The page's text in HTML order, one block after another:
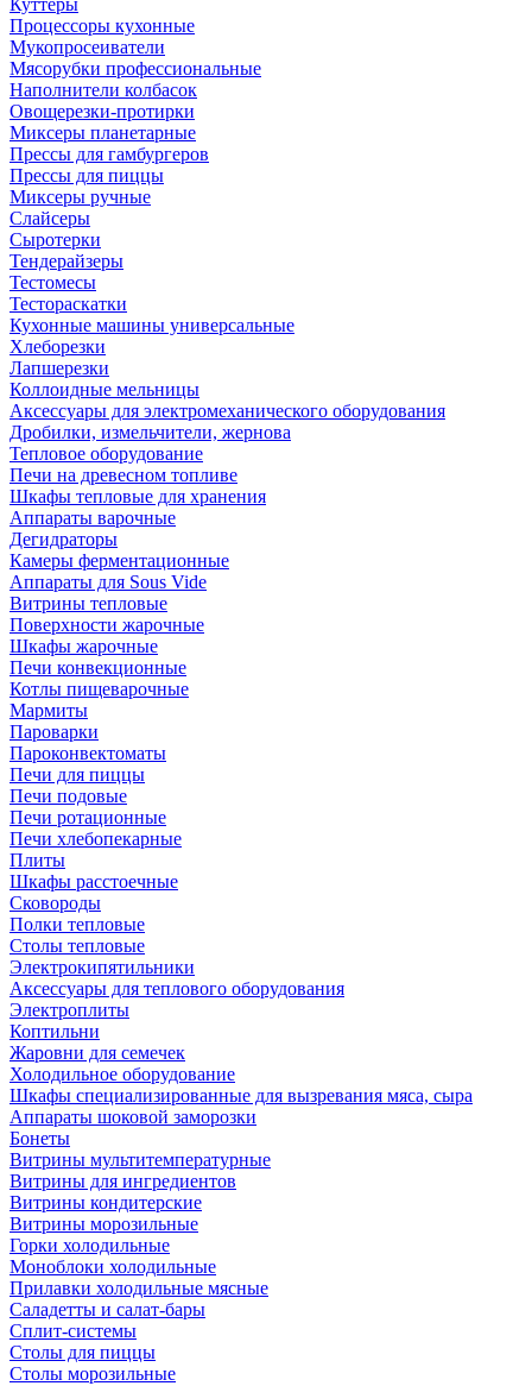
Куттеры
Процессоры кухонные
Мукопросеиватели
Мясорубки профессиональные
Наполнители колбасок
Овощерезки-протирки
Миксеры планетарные
Прессы для гамбургеров
Прессы для пиццы
Миксеры ручные
Слайсеры
Сыротерки
Тендерайзеры
Тестомесы
Тестораскатки
Кухонные машины универсальные
Хлеборезки
Лапшерезки
Коллоидные мельницы
Аксессуары для электромеханического оборудования
Дробилки, измельчители, жернова
Тепловое оборудование
Печи на древесном топливе
Шкафы тепловые для хранения
Аппараты варочные
Дегидраторы
Камеры ферментационные
Аппараты для Sous Vide
Витрины тепловые
Поверхности жарочные
Шкафы жарочные
Печи конвекционные
Котлы пищеварочные
Мармиты
Пароварки
Пароконвектоматы
Печи для пиццы
Печи подовые
Печи ротационные
Печи хлебопекарные
Плиты
Шкафы расстоечные
Сковороды
Полки тепловые
Столы тепловые
Электрокипятильники
Аксессуары для теплового оборудования
Электроплиты
Коптильни
Жаровни для семечек
Холодильное оборудование
Шкафы специализированные для вызревания мяса, сыра
Аппараты шоковой заморозки
Бонеты
Витрины мультитемпературные
Витрины для ингредиентов
Витрины кондитерские
Витрины морозильные
Горки холодильные
Моноблоки холодильные
Прилавки холодильные мясные
Саладетты и салат-бары
Сплит-системы
Столы для пиццы
Столы морозильные